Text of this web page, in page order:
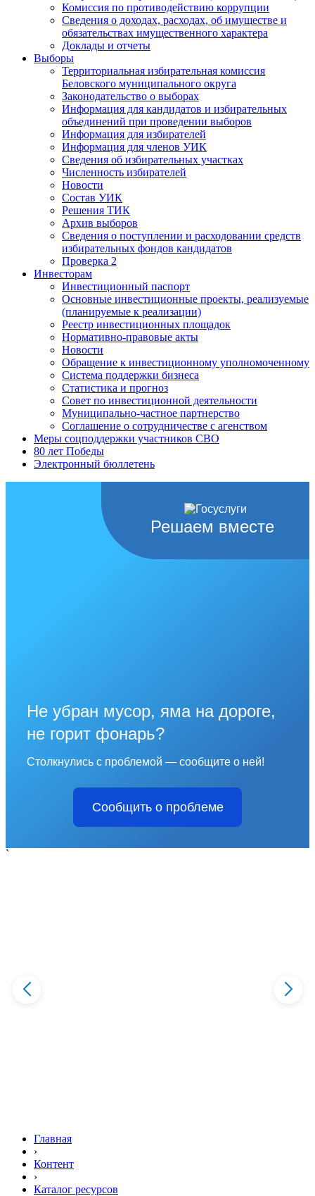
Комиссия по противодействию коррупции
Сведения о доходах, расходах, об имуществе и
обязательствах имущественного характера
Доклады и отчеты
Выборы
Территориальная избирательная комиссия
Беловского муниципального округа
Законодательство о выборах
Информация для кандидатов и избирательных
объединений при проведении выборов
Информация для избирателей
Информация для членов УИК
Сведения об избирательных участках
Численность избирателей
Новости
Состав УИК
Решения ТИК
Архив выборов
Сведения о поступлении и расходовании средств
избирательных фондов кандидатов
Проверка 2
Инвесторам
Инвестиционный паспорт
Основные инвестиционные проекты, реализуемые
(планируемые к реализации)
Реестр инвестиционных площадок
Нормативно-правовые акты
Новости
Обращение к инвестиционному уполномоченному
Система поддержки бизнеса
Статистика и прогноз
Совет по инвестиционной деятельности
Муниципально-частное партнерство
Соглашение о сотрудничестве с агенством
Меры соцподдержки участников СВО
80 лет Победы
Электронный бюллетень
Решаем вместе
Не убран мусор, яма на дороге,
не горит фонарь?
Столкнулись с проблемой — сообщите о ней!
Сообщить о проблеме
`
Главная
›
Контент
›
Каталог ресурсов